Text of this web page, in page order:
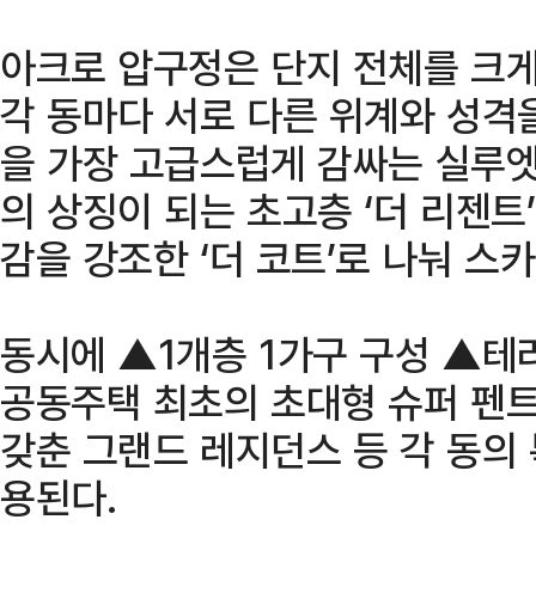
아크로 압구정은 단지 전체를 크
각 동마다 서로 다른 위계와 성
을 가장 고급스럽게 감싸는 실루
의 상징이 되는 초고층 ‘더 리젠
감을 강조한 ‘더 코트’로 나눠 스
동시에 ▲1개층 1가구 구성 ▲테
공동주택 최초의 초대형 슈퍼
갖춘 그랜드 레지던스 등 각 동
용된다.